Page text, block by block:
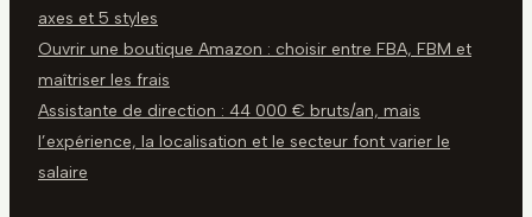
axes et 5 styles
Ouvrir une boutique Amazon : choisir entre FBA, FBM et
maîtriser les frais
Assistante de direction : 44 000 € bruts/an, mais
l’expérience, la localisation et le secteur font varier le
salaire